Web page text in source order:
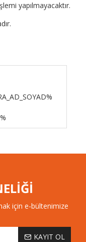
yapılmayacaktır.
için e-bültenimize
KAYIT OL